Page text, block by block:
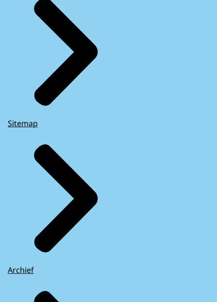
Sitemap
Archief